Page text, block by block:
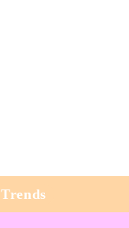
Trends